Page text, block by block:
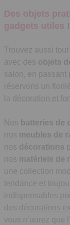
Des objets
gadgets utiles !
Trouvez aussi
avec des objets
salon, en passant
réservons un
la décoration et
Nos batteries de
nos meubles de
nos décorations
nos matériels de
une collection
tendance et
indispensables
des décorations
vous n’aurez que